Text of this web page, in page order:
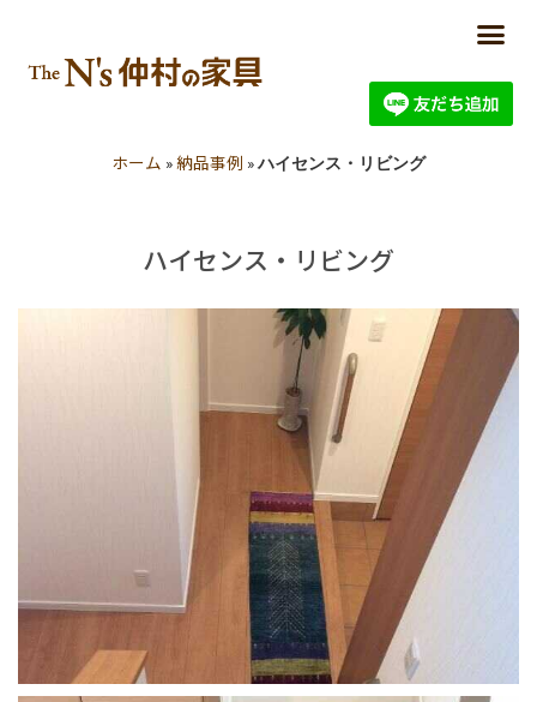
ホーム »納品事例 »ハイセンス・リビング
ハイセンス・リビング